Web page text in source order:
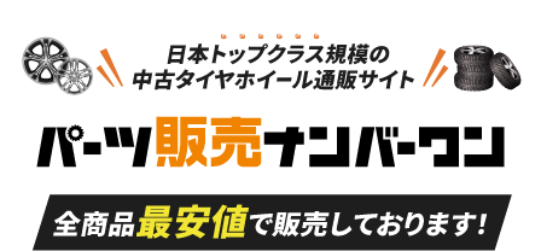
S
品）
S
新車外し品（新古
付き
A
走行距離も少なく、
目立つ傷もほとんど
ない中古品
A
走行距離も少なく、
非常に状態の良い中
古品